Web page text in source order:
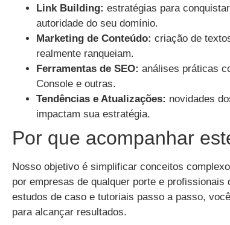
Link Building: estratégias para
autoridade do seu domínio.
Marketing de Conteúdo: criação de
realmente ranqueiam.
Ferramentas de SEO: análises práticas
Console e outras.
Tendências e Atualizações: novidades
impactam sua estratégia.
Por que acompanhar
Nosso objetivo é simplificar conceitos
por empresas de qualquer porte e
estudos de caso e tutoriais passo a passo,
para alcançar resultados.